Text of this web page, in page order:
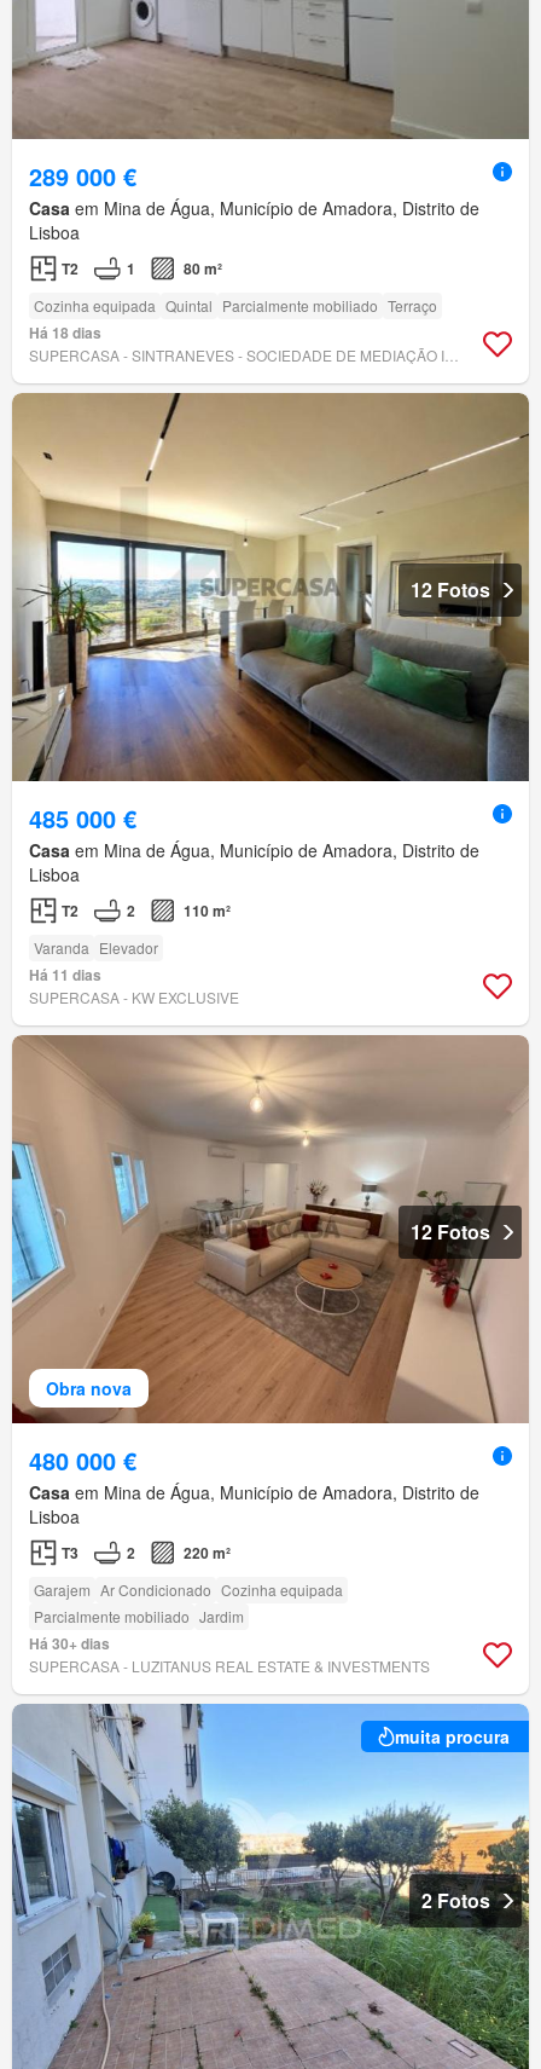
289 000 €
Casa em Mina de Água, Município de Amadora, Distrito de
Lisboa
T2 1 80 m²
Cozinha equipada Quintal Parcialmente mobiliado Terraço
Há 18 dias
12 Fotos
485 000 €
Casa em Mina de Água, Município de Amadora, Distrito de
Lisboa
T2 2 110 m²
Varanda Elevador
Há 11 dias
SUPERCASA - KW EXCLUSIVE
Obra nova
12 Fotos
480 000 €
Casa em Mina de Água, Município de Amadora, Distrito de
Lisboa
T3 2 220 m²
Garajem Ar Condicionado Cozinha equipada
Parcialmente mobiliado Jardim
Há 30+ dias
SUPERCASA - LUZITANUS REAL ESTATE & INVESTMENTS
muita procura
2 Fotos